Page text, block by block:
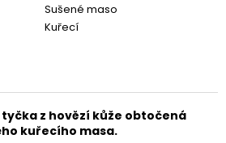
Sušené maso
Kuřecí
z hovězí kůže obtočená
kuřecího masa.